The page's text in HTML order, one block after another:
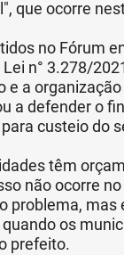
que ocorre
no Fórum
n° 3.278/
e a
a defender o
custeio do
têm
não ocorre
problema,
os
prefeito.